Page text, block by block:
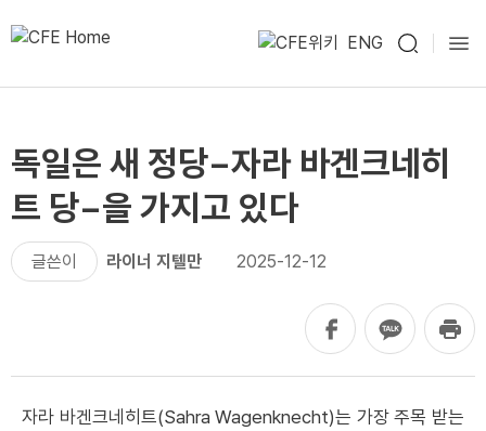
ENG
독일은 새 정당−자라 바겐크네히
트 당−을 가지고 있다
글쓴이 라이너 지텔만 2025-12-12
자라 바겐크네히트(Sahra Wagenknecht)는 가장 주목 받는